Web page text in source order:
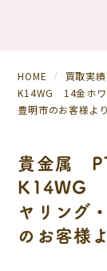
HOME 買取実績
K14WG 14金ホワ
豊明市のお客様よ
貴金属
K14WG
ヤリング
のお客様